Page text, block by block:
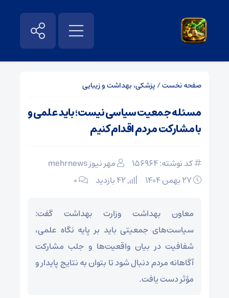
صفحه نخست/ پزشکی، بهداشت و زیبایی
مسئله جمعیت سیاسی نیست؛ باید علمی و
با مشارکت مردم اقدام کنیم
کد نوشته: 156964
مهر نیوز mehrnews
۰
معاون بهداشت وزارت بهداشت گفت:
سیاست‌های جمعیتی باید بر پایه نگاه علمی،
شفافیت در بیان واقعیت‌ها و جلب مشارکت
آگاهانه مردم دنبال شود تا بتوان به نتایج پایدار و
مؤثر دست یافت.